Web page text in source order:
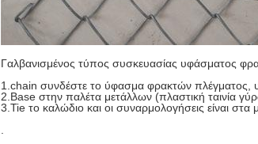
Γαλβανισμένος τύπος συσκευασίας υφάσματος
1.chain συνδέστε το ύφασμα φρακτών πλέγματος,
2.Base στην παλέτα μετάλλων (πλαστική ταινία
3.Tie το καλώδιο και οι συναρμολογήσεις είναι στα